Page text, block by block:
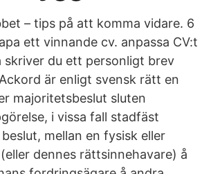
– tips på att komma vidare. 6
ett vinnande cv. anpassa CV:t
skriver du ett personligt brev
är enligt svensk rätt en
majoritetsbeslut sluten
i vissa fall stadfäst
mellan en fysisk eller
dennes rättsinnehavare) å